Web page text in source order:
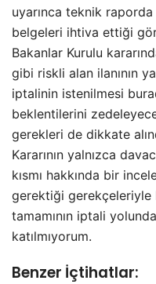
uyarınca teknik
belgeleri ihtiva ettiği
Bakanlar Kurulu
gibi riskli alan ilanının
iptalinin istenilmesi
beklentilerini
gerekleri de dikkate
Kararının yalnızca
kısmı hakkında bir
gerektiği gerekçeleriyle
tamamının iptali
katılmıyorum.
Benzer İçtihatlar: